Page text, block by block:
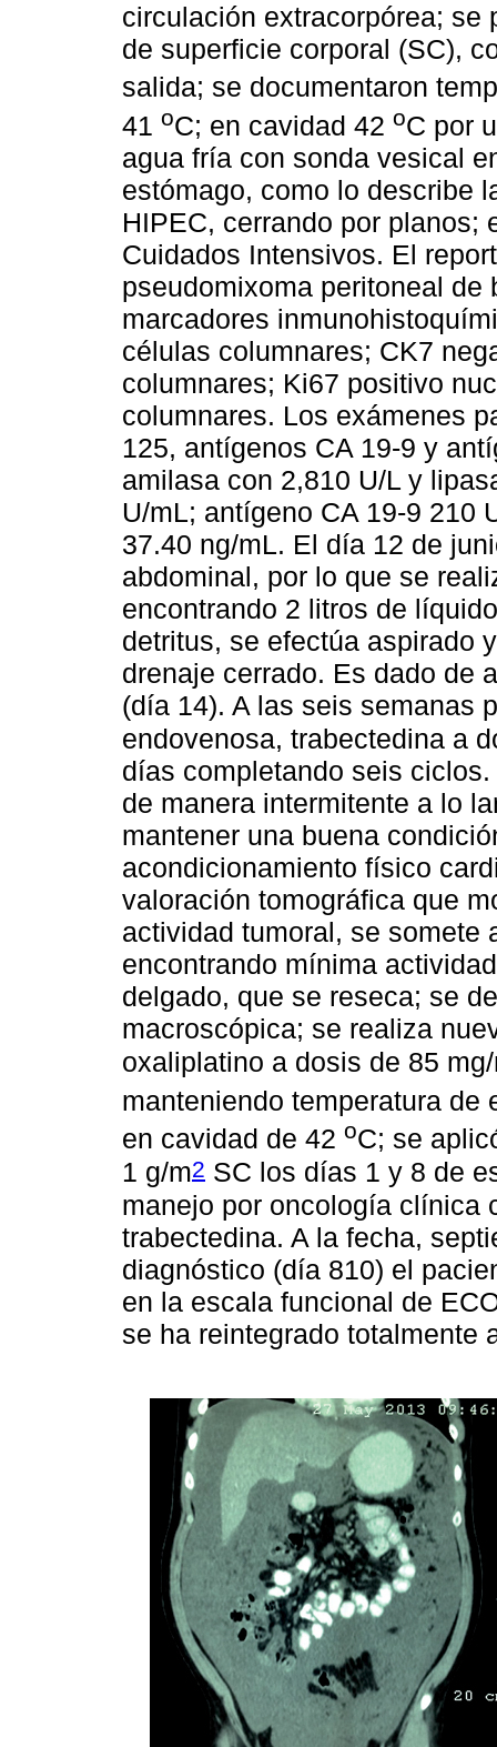
circulación extracorpórea; se
de superficie corporal (SC),
salida; se documentaron
41 oC; en cavidad 42 oC por
agua fría con sonda vesical
estómago, como lo describe
HIPEC, cerrando por planos;
Cuidados Intensivos. El
pseudomixoma peritoneal de
marcadores
células columnares; CK7
columnares; Ki67 positivo
columnares. Los exámenes
125, antígenos CA 19-9 y
amilasa con 2,810 U/L y
U/mL; antígeno CA 19-9 210
37.40 ng/mL. El día 12 de
abdominal, por lo que se
encontrando 2 litros de
detritus, se efectúa aspirado
drenaje cerrado. Es dado de
(día 14). A las seis semanas
endovenosa, trabectedina a
días completando seis
de manera intermitente a lo
mantener una buena
acondicionamiento físico
valoración tomográfica que
actividad tumoral, se somete
encontrando mínima
delgado, que se reseca; se
macroscópica; se realiza
oxaliplatino a dosis de 85
manteniendo temperatura de
en cavidad de 42 oC; se
1 g/m2 SC los días 1 y 8 de
manejo por oncología clínica
trabectedina. A la fecha,
diagnóstico (día 810) el
en la escala funcional de
se ha reintegrado totalmente